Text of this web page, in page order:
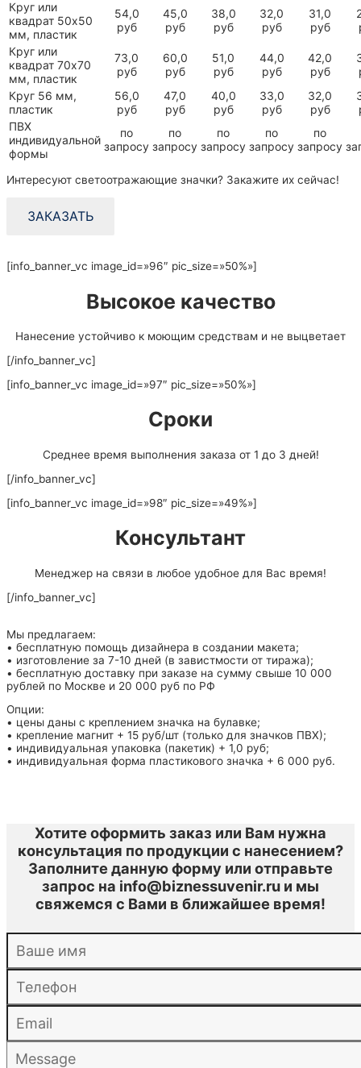
Круг или
квадрат 50х50
мм, пластик
54,0
руб
45,0
руб
38,0
руб
32,0
руб
31,0
руб
Круг или
квадрат 70х70
мм, пластик
73,0
руб
60,0
руб
51,0
руб
44,0
руб
42,0
руб
Круг 56 мм,
пластик
56,0
руб
47,0
руб
40,0
руб
33,0
руб
32,0
руб
ПВХ
индивидуальной
формы
по
запросу
по
запросу
по
запросу
по
запросу
по
запросу
Интересуют светоотражающие значки? Закажите их сейчас!
ЗАКАЗАТЬ
[info_banner_vc image_id=»96″ pic_size=»50%»]
Высокое качество
Нанесение устойчиво к моющим средствам и не выцветает
[/info_banner_vc]
[info_banner_vc image_id=»97″ pic_size=»50%»]
Сроки
Среднее время выполнения заказа от 1 до 3 дней!
[/info_banner_vc]
[info_banner_vc image_id=»98″ pic_size=»49%»]
Консультант
Менеджер на связи в любое удобное для Вас время!
[/info_banner_vc]
Мы предлагаем:
• бесплатную помощь дизайнера в создании макета;
• изготовление за 7-10 дней (в завистмости от тиража);
• бесплатную доставку при заказе на сумму свыше 10 000
рублей по Москве и 20 000 руб по РФ
Опции:
• цены даны с креплением значка на булавке;
• крепление магнит + 15 руб/шт (только для значков ПВХ);
• индивидуальная упаковка (пакетик) + 1,0 руб;
• индивидуальная форма пластикового значка + 6 000 руб.
Хотите оформить заказ или Вам нужна
консультация по продукции с нанесением?
Заполните данную форму или отправьте
запрос на info@biznessuvenir.ru и мы
свяжемся с Вами в ближайшее время!